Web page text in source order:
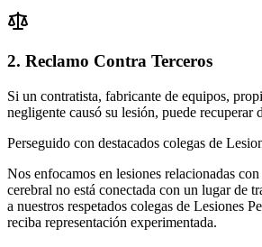
2. Reclamo Contra Terceros
Si un contratista, fabricante de equipos,
negligente causó su lesión, puede recuperar
Perseguido con destacados colegas de
Nos enfocamos en lesiones relacionadas
cerebral no está conectada con un lugar de
a nuestros respetados colegas de Lesiones
reciba representación experimentada.